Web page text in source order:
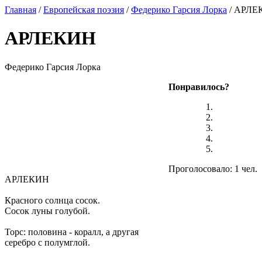
Главная /Европейская поэзия /Федерико Гарсия Лорка /
АРЛЕКИН
Федерико Гарсия Лорка
Понравилось?
Проголосовало: 1 чел.
АРЛЕКИН
Красного солнца сосок.
Сосок луны голубой.
Торс: половина - коралл, а другая
серебро с полумглой.